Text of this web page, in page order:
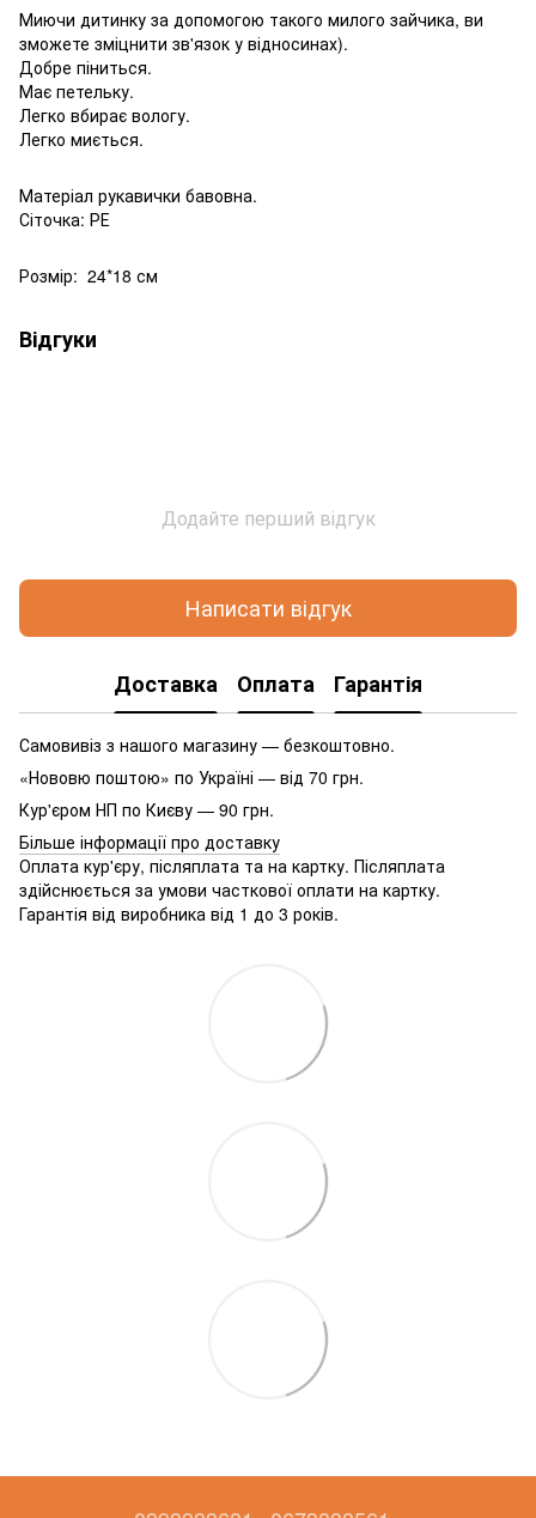
Миючи дитинку за допомогою такого милого зайчика, ви
зможете зміцнити зв'язок у відносинах).
Добре піниться.
Має петельку.
Легко вбирає вологу.
Легко миється.
Матеріал рукавички бавовна.
Сіточка: РЕ
Розмір: 24*18 см
Відгуки
Додайте перший відгук
Написати відгук
Доставка Оплата Гарантія
Самовивіз з нашого магазину — безкоштовно.
«Нововю поштою» по Україні — від 70 грн.
Кур'єром НП по Києву — 90 грн.
Більше інформації про доставку
Оплата кур'єру, післяплата та на картку. Післяплата
здійснюється за умови часткової оплати на картку.
Гарантія від виробника від 1 до 3 років.